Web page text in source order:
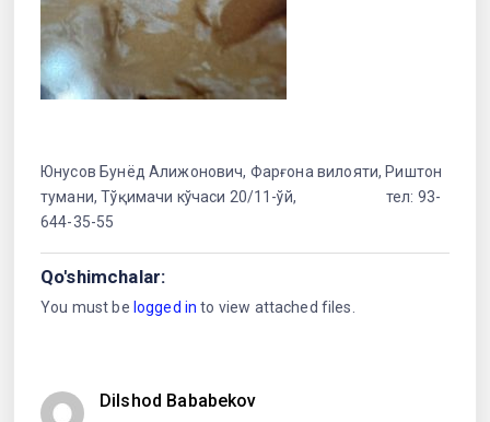
Юнусов Бунёд Алижонович, Фарғона вилояти, Риштон
тумани, Тўқимачи кўчаси 20/11-ўй, тел: 93-
644-35-55
Qo'shimchalar:
You must be logged in to view attached files.
Dilshod Bababekov